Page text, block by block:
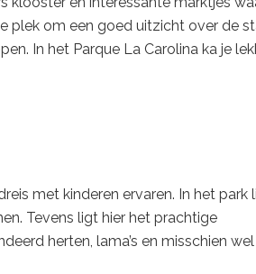
plek om een goed uitzicht over de
In het Parque La Carolina ka je
met kinderen ervaren. In het park
Tevens ligt hier het prachtige
herten, lama’s en misschien